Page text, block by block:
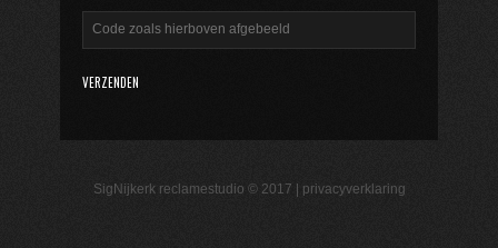
SigNijkerk reclamestudio © 2017 | privacyverklaring